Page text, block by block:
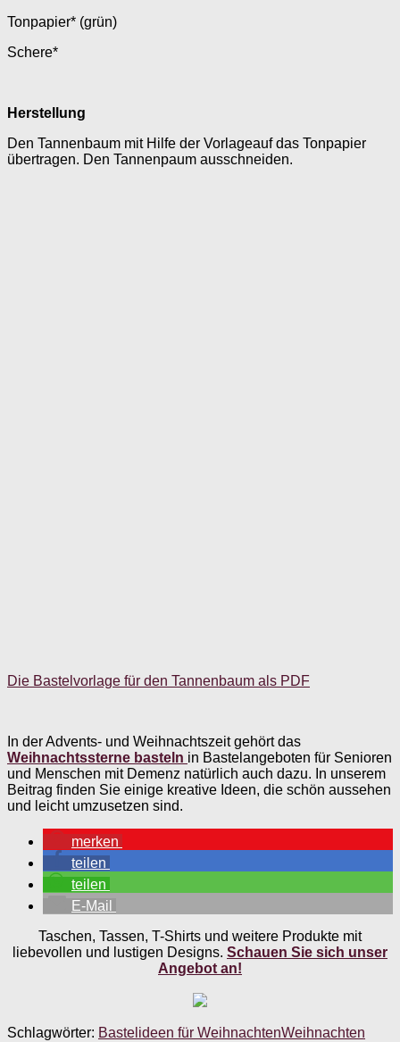
Tonpapier* (grün)
Schere*
Herstellung
Den Tannenbaum mit Hilfe der Vorlageauf das Tonpapier
übertragen. Den Tannenpaum ausschneiden.
Die Bastelvorlage für den Tannenbaum als PDF
In der Advents- und Weihnachtszeit gehört das
Weihnachtssterne basteln in Bastelangeboten für Senioren
und Menschen mit Demenz natürlich auch dazu. In unserem
Beitrag finden Sie einige kreative Ideen, die schön aussehen
und leicht umzusetzen sind.
merken
teilen
teilen
E-Mail
Taschen, Tassen, T-Shirts und weitere Produkte mit
liebevollen und lustigen Designs. Schauen Sie sich unser
Angebot an!
Schlagwörter: Bastelideen für WeihnachtenWeihnachten